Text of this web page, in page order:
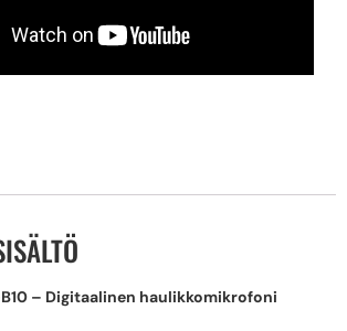
– Digitaalinen haulikkomikrofoni